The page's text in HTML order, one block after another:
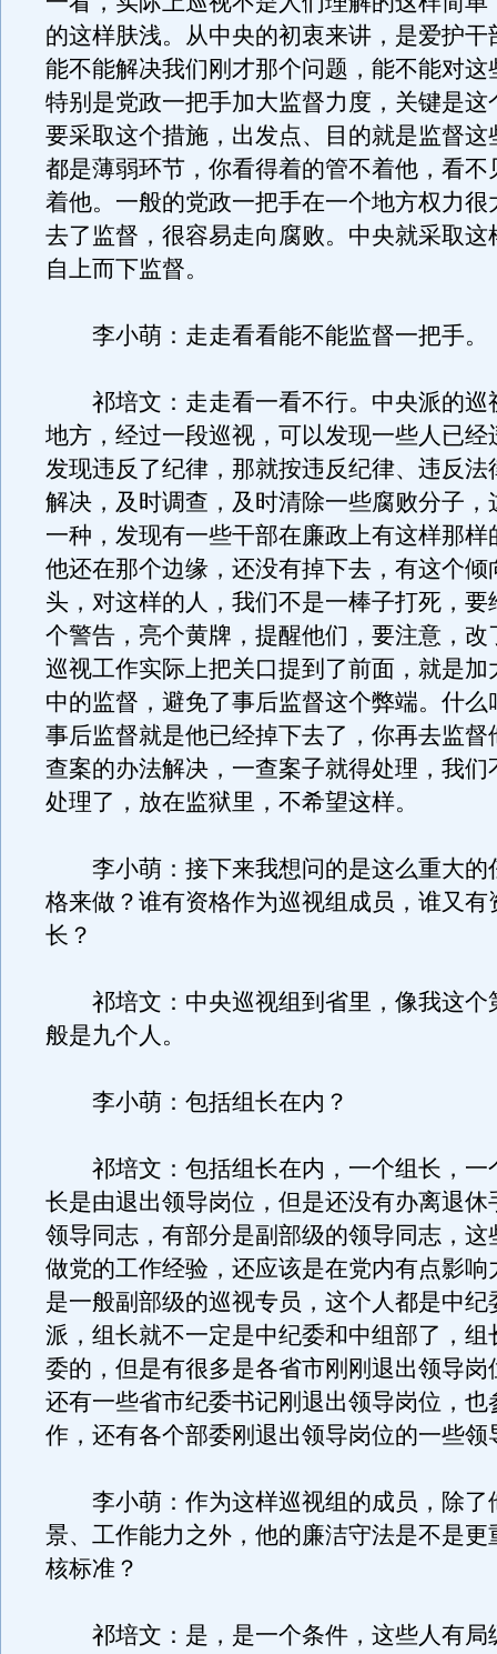
的这样肤浅。从中央的初衷来讲，是爱护干
能不能解决我们刚才那个问题，能不能对这
特别是党政一把手加大监督力度，关键是这
要采取这个措施，出发点、目的就是监督这
都是薄弱环节，你看得着的管不着他，看不
着他。一般的党政一把手在一个地方权力很
去了监督，很容易走向腐败。中央就采取这
自上而下监督。
李小萌：走走看看能不能监督一把手。
祁培文：走走看一看不行。中央派的巡
地方，经过一段巡视，可以发现一些人已经
发现违反了纪律，那就按违反纪律、违反法
解决，及时调查，及时清除一些腐败分子，
一种，发现有一些干部在廉政上有这样那样
他还在那个边缘，还没有掉下去，有这个倾
头，对这样的人，我们不是一棒子打死，要
个警告，亮个黄牌，提醒他们，要注意，改
巡视工作实际上把关口提到了前面，就是加
中的监督，避免了事后监督这个弊端。什么
事后监督就是他已经掉下去了，你再去监督
查案的办法解决，一查案子就得处理，我们
处理了，放在监狱里，不希望这样。
李小萌：接下来我想问的是这么重大的
格来做？谁有资格作为巡视组成员，谁又有
长？
祁培文：中央巡视组到省里，像我这个
般是九个人。
李小萌：包括组长在内？
祁培文：包括组长在内，一个组长，一
长是由退出领导岗位，但是还没有办离退休
领导同志，有部分是副部级的领导同志，这
做党的工作经验，还应该是在党内有点影响
是一般副部级的巡视专员，这个人都是中纪
派，组长就不一定是中纪委和中组部了，组
委的，但是有很多是各省市刚刚退出领导岗
还有一些省市纪委书记刚退出领导岗位，也
作，还有各个部委刚退出领导岗位的一些领
李小萌：作为这样巡视组的成员，除了
景、工作能力之外，他的廉洁守法是不是更
核标准？
祁培文：是，是一个条件，这些人有局